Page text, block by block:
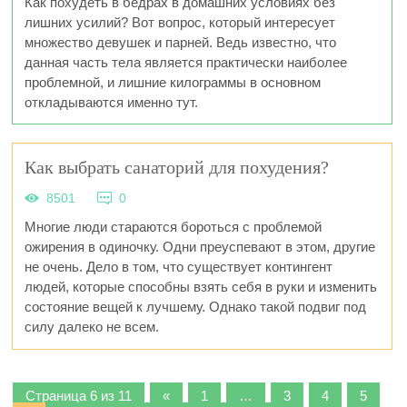
лишних усилий? Вот вопрос, который интересует
множество девушек и парней. Ведь известно, что
данная часть тела является практически наиболее
проблемной, и лишние килограммы в основном
откладываются именно тут.
Как выбрать санаторий для похудения?
8501 0
Многие люди стараются бороться с проблемой
ожирения в одиночку. Одни преуспевают в этом, другие
не очень. Дело в том, что существует контингент
людей, которые способны взять себя в руки и изменить
состояние вещей к лучшему. Однако такой подвиг под
силу далеко не всем.
Страница 6 из 11 « 1 … 3 4
5